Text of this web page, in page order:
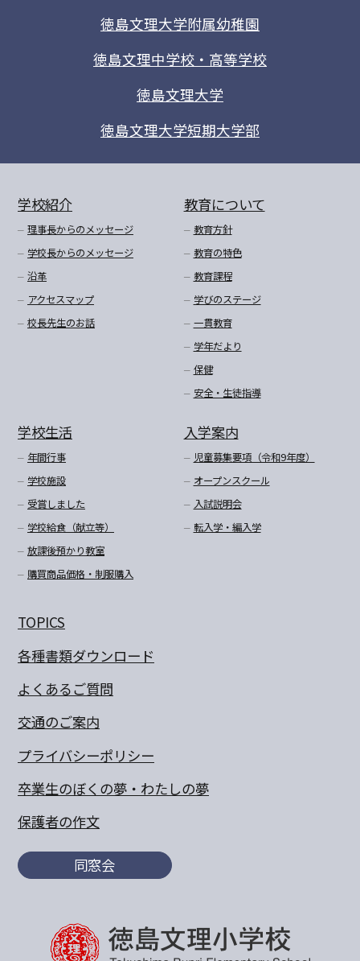
徳島文理大学附属幼稚園
徳島文理中学校・高等学校
徳島文理大学
徳島文理大学短期大学部
学校紹介
理事長からのメッセージ
学校長からのメッセージ
沿革
アクセスマップ
校長先生のお話
教育について
教育方針
教育の特色
教育課程
学びのステージ
一貫教育
学年だより
保健
安全・生徒指導
学校生活
年間行事
学校施設
受賞しました
学校給食（献立等）
放課後預かり教室
購買商品価格・制服購入
入学案内
児童募集要項（令和9年度）
オープンスクール
入試説明会
転入学・編入学
TOPICS
各種書類ダウンロード
よくあるご質問
交通のご案内
プライバシーポリシー
卒業生のぼくの夢・わたしの夢
保護者の作文
同窓会